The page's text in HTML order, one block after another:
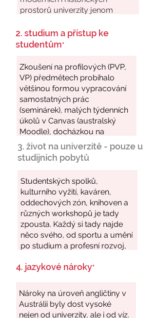
2. studium a přístup ke
studentům*
3. život na univerzitě - pouze u
studijních pobytů
4. jazykové nároky*